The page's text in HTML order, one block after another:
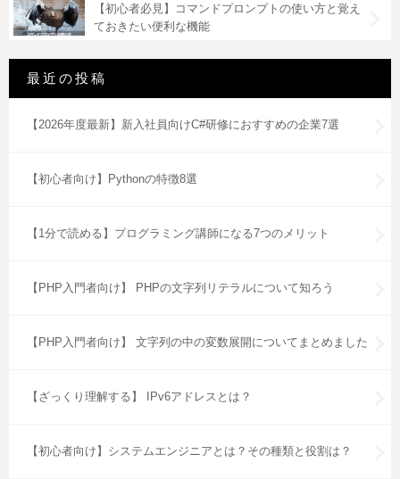
【初心者必見】コマンドプロンプトの使い方と覚え
ておきたい便利な機能
最近の投稿
【2026年度最新】新入社員向けC#研修におすすめの企業7選
【初心者向け】Pythonの特徴8選
【1分で読める】プログラミング講師になる7つのメリット
【PHP入門者向け】 PHPの文字列リテラルについて知ろう
【PHP入門者向け】 文字列の中の変数展開についてまとめました
【ざっくり理解する】 IPv6アドレスとは？
【初心者向け】システムエンジニアとは？その種類と役割は？